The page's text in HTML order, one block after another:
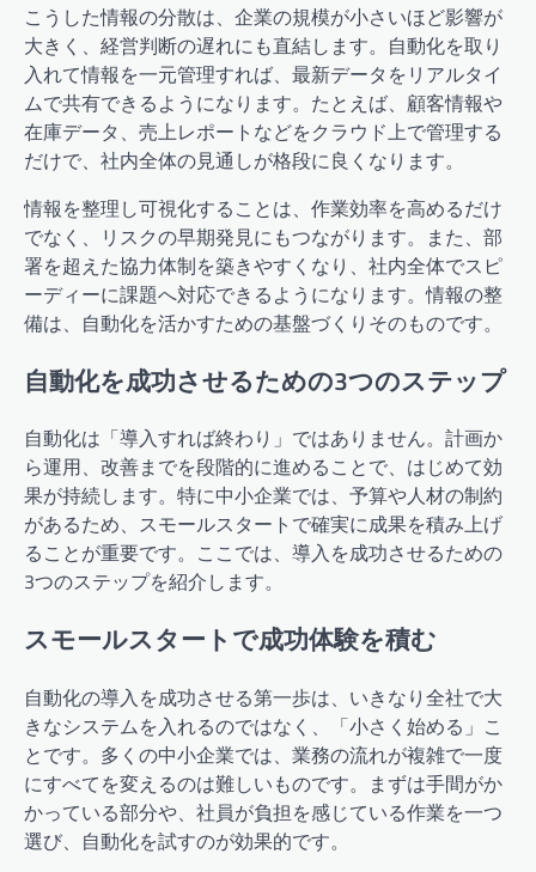
こうした情報の分散は、企業の規模が小さいほど影響が
大きく、経営判断の遅れにも直結します。自動化を取り
入れて情報を一元管理すれば、最新データをリアルタイ
ムで共有できるようになります。たとえば、顧客情報や
在庫データ、売上レポートなどをクラウド上で管理する
だけで、社内全体の見通しが格段に良くなります。
情報を整理し可視化することは、作業効率を高めるだけ
でなく、リスクの早期発見にもつながります。また、部
署を超えた協力体制を築きやすくなり、社内全体でスピ
ーディーに課題へ対応できるようになります。情報の整
備は、自動化を活かすための基盤づくりそのものです。
自動化を成功させるための3つのステップ
自動化は「導入すれば終わり」ではありません。計画か
ら運用、改善までを段階的に進めることで、はじめて効
果が持続します。特に中小企業では、予算や人材の制約
があるため、スモールスタートで確実に成果を積み上げ
ることが重要です。ここでは、導入を成功させるための
3つのステップを紹介します。
スモールスタートで成功体験を積む
自動化の導入を成功させる第一歩は、いきなり全社で大
きなシステムを入れるのではなく、「小さく始める」こ
とです。多くの中小企業では、業務の流れが複雑で一度
にすべてを変えるのは難しいものです。まずは手間がか
かっている部分や、社員が負担を感じている作業を一つ
選び、自動化を試すのが効果的です。